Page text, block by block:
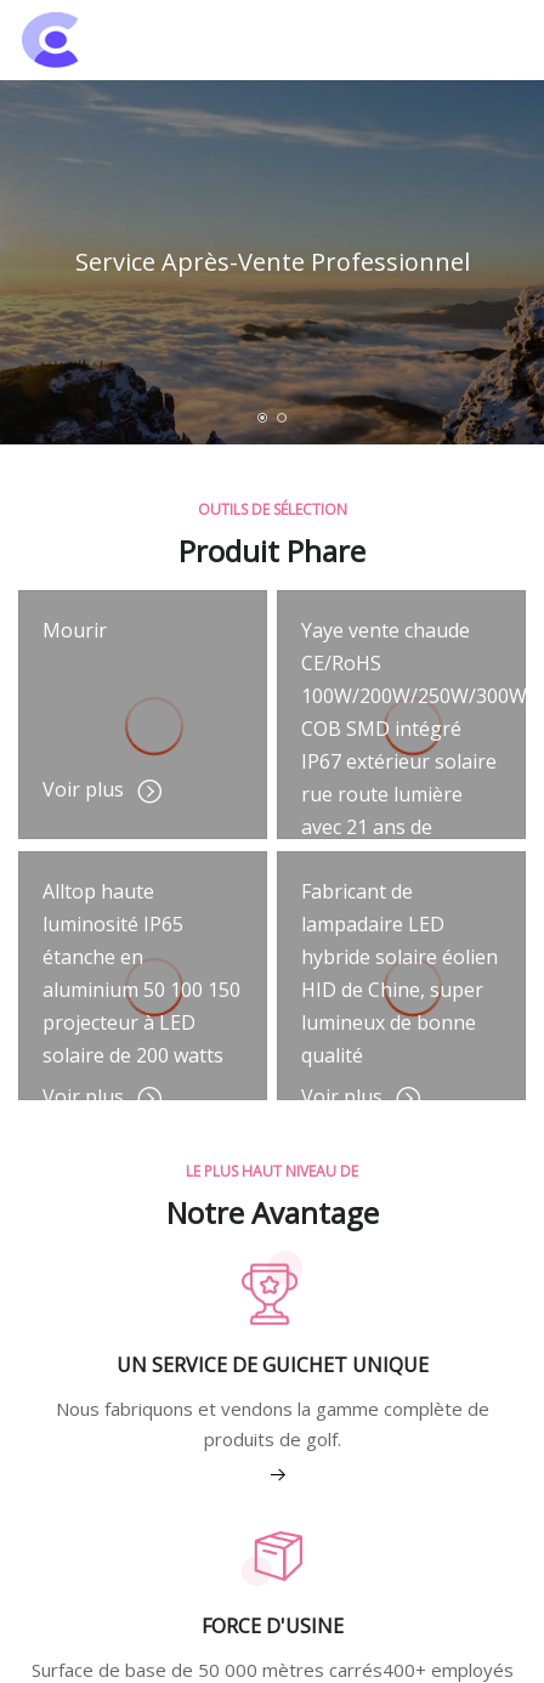
Service Après-Vente Professionnel
OUTILS DE SÉLECTION
Produit Phare
Mourir
Voir plus
Yaye vente chaude
CE/RoHS
100W/200W/250W/
COB SMD intégré
IP67 extérieur solaire
rue route lumière
avec 21 ans de
production
Voir plus
Alltop haute
luminosité IP65
étanche en
aluminium 50 100 150
projecteur à LED
solaire de 200 watts
Voir plus
Fabricant de
lampadaire LED
hybride solaire éolien
HID de Chine, super
lumineux de bonne
qualité
Voir plus
LE PLUS HAUT NIVEAU DE
Notre Avantage
UN SERVICE DE GUICHET UNIQUE
Nous fabriquons et vendons la gamme complète de
produits de golf.
Voir plus
FORCE D'USINE
Surface de base de 50 000 mètres carrés400+ employés